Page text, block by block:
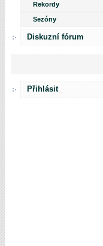
Rekordy
Sezóny
Diskuzní fórum
Přihlásit